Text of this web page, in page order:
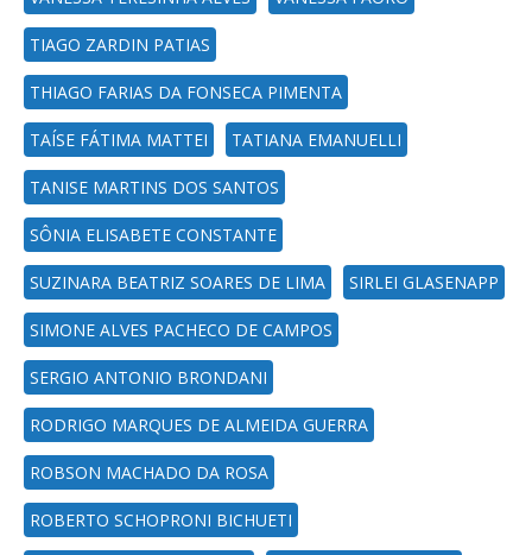
TIAGO ZARDIN PATIAS
THIAGO FARIAS DA FONSECA PIMENTA
TAÍSE FÁTIMA MATTEI TATIANA EMANUELLI
TANISE MARTINS DOS SANTOS
SÔNIA ELISABETE CONSTANTE
SUZINARA BEATRIZ SOARES DE LIMA SIRLEI GLASENAPP
SIMONE ALVES PACHECO DE CAMPOS
SERGIO ANTONIO BRONDANI
RODRIGO MARQUES DE ALMEIDA GUERRA
ROBSON MACHADO DA ROSA
ROBERTO SCHOPRONI BICHUETI